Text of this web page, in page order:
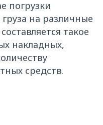
погрузки
на различные
такое
накладных,
средств.